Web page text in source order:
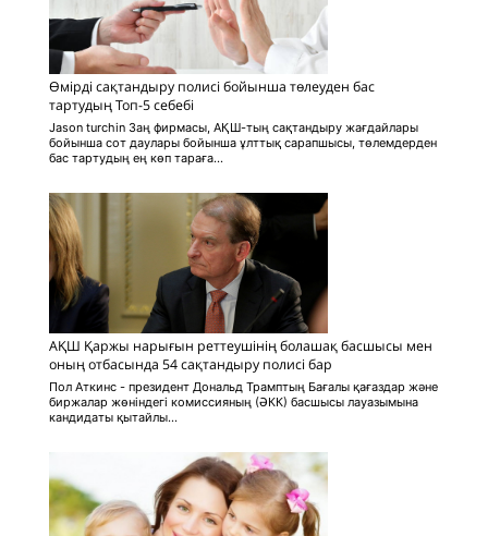
Өмірді сақтандыру полисі бойынша төлеуден бас
тартудың Топ-5 себебі
Jason turchin Заң фирмасы, АҚШ-тың сақтандыру жағдайлары
бойынша сот даулары бойынша ұлттық сарапшысы, төлемдерден
бас тартудың ең көп тараға...
АҚШ Қаржы нарығын реттеушінің болашақ басшысы мен
оның отбасында 54 сақтандыру полисі бар
Пол Аткинс - президент Дональд Трамптың Бағалы қағаздар және
биржалар жөніндегі комиссияның (ӘКК) басшысы лауазымына
кандидаты қытайлы...